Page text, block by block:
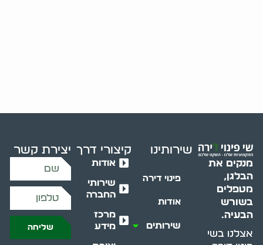
מנקים את
הבלגן,
מטפלים
בשורש
הבעיה.
אצלנו בשי
שירותינו
פינוי דירה
אודות
שירותים
קיצורי דרך
אודות
שירותי
החברה
מרכז
מידע
יצירת קשר
שליחה